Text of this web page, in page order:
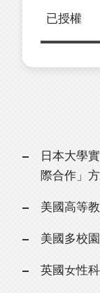
已授權
日本大學
際合作」
美國高等
美國多校
英國女性